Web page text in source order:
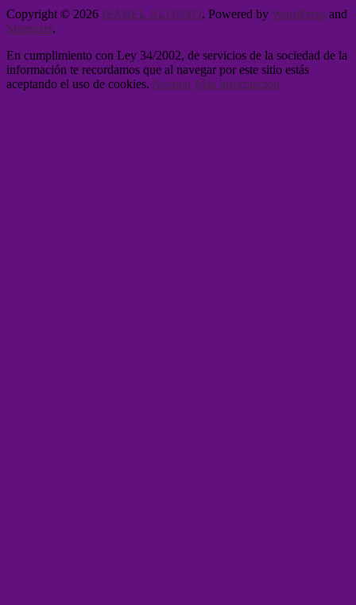
Copyright © 2026 ISABEL ALONSO. Powered by WordPress and
Stargazer.
En cumplimiento con Ley 34/2002, de servicios de la sociedad de la
información te recordamos que al navegar por este sitio estás
aceptando el uso de cookies. Aceptar Más información